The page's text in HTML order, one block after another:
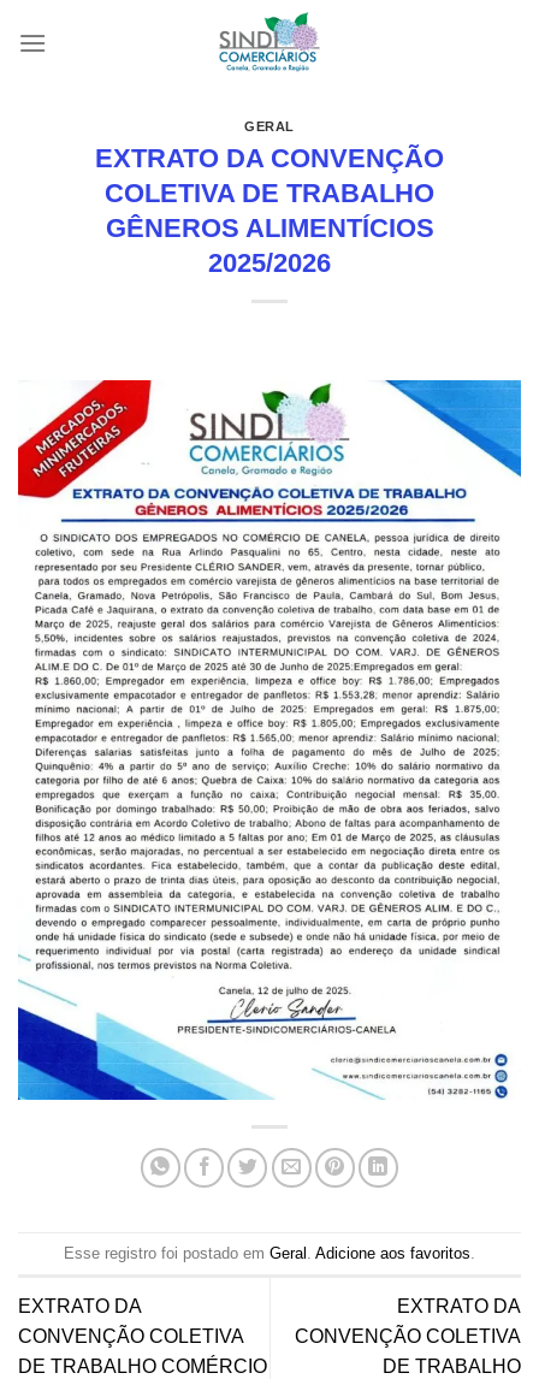
GERAL
EXTRATO DA CONVENÇÃO
COLETIVA DE TRABALHO
GÊNEROS ALIMENTÍCIOS
2025/2026
Esse registro foi postado em Geral Adicione aos favoritos
EXTRATO DA
CONVENÇÃO COLETIVA
DE TRABALHO COMÉRCIO
EXTRATO DA
CONVENÇÃO COLETIVA
DE TRABALHO